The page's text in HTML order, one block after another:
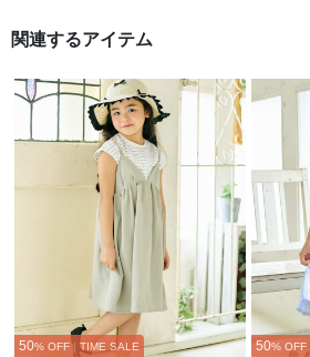
関連するアイテム
50% OFF | TIME SALE 50% OFF